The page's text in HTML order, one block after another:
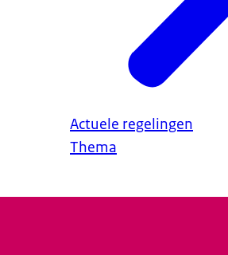
Actuele regelingen
Thema